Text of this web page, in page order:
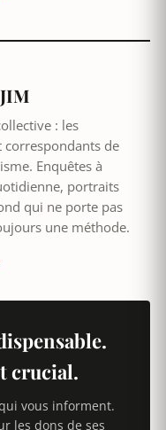
: les
de
Enquêtes à
portraits
qui ne porte pas
une méthode.
crucial.
vous informent.
les dons de ses